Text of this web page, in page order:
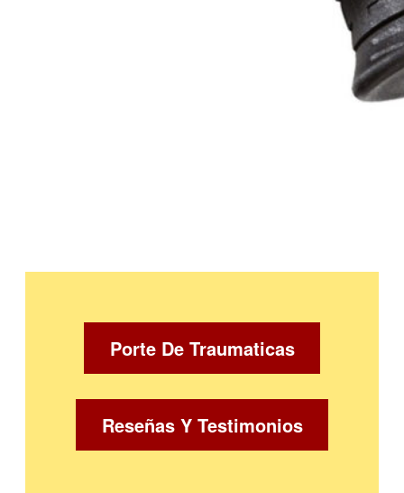
Porte De Traumaticas
Reseñas Y Testimonios